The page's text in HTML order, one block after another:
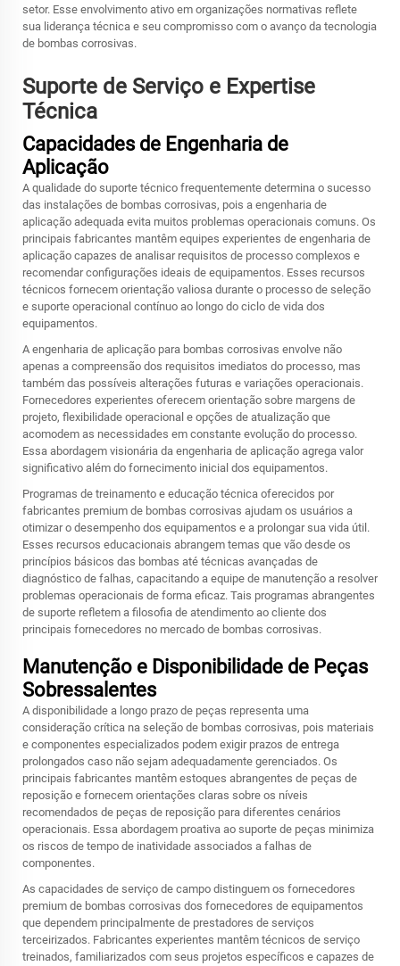
setor. Esse envolvimento ativo em organizações normativas reflete
sua liderança técnica e seu compromisso com o avanço da tecnologia
de bombas corrosivas.
Suporte de Serviço e Expertise
Técnica
Capacidades de Engenharia de
Aplicação
A qualidade do suporte técnico frequentemente determina o sucesso
das instalações de bombas corrosivas, pois a engenharia de
aplicação adequada evita muitos problemas operacionais comuns. Os
principais fabricantes mantêm equipes experientes de engenharia de
aplicação capazes de analisar requisitos de processo complexos e
recomendar configurações ideais de equipamentos. Esses recursos
técnicos fornecem orientação valiosa durante o processo de seleção
e suporte operacional contínuo ao longo do ciclo de vida dos
equipamentos.
A engenharia de aplicação para bombas corrosivas envolve não
apenas a compreensão dos requisitos imediatos do processo, mas
também das possíveis alterações futuras e variações operacionais.
Fornecedores experientes oferecem orientação sobre margens de
projeto, flexibilidade operacional e opções de atualização que
acomodem as necessidades em constante evolução do processo.
Essa abordagem visionária da engenharia de aplicação agrega valor
significativo além do fornecimento inicial dos equipamentos.
Programas de treinamento e educação técnica oferecidos por
fabricantes premium de bombas corrosivas ajudam os usuários a
otimizar o desempenho dos equipamentos e a prolongar sua vida útil.
Esses recursos educacionais abrangem temas que vão desde os
princípios básicos das bombas até técnicas avançadas de
diagnóstico de falhas, capacitando a equipe de manutenção a resolver
problemas operacionais de forma eficaz. Tais programas abrangentes
de suporte refletem a filosofia de atendimento ao cliente dos
principais fornecedores no mercado de bombas corrosivas.
Manutenção e Disponibilidade de Peças
Sobressalentes
A disponibilidade a longo prazo de peças representa uma
consideração crítica na seleção de bombas corrosivas, pois materiais
e componentes especializados podem exigir prazos de entrega
prolongados caso não sejam adequadamente gerenciados. Os
principais fabricantes mantêm estoques abrangentes de peças de
reposição e fornecem orientações claras sobre os níveis
recomendados de peças de reposição para diferentes cenários
operacionais. Essa abordagem proativa ao suporte de peças minimiza
os riscos de tempo de inatividade associados a falhas de
componentes.
As capacidades de serviço de campo distinguem os fornecedores
premium de bombas corrosivas dos fornecedores de equipamentos
que dependem principalmente de prestadores de serviços
terceirizados. Fabricantes experientes mantêm técnicos de serviço
treinados, familiarizados com seus projetos específicos e capazes de